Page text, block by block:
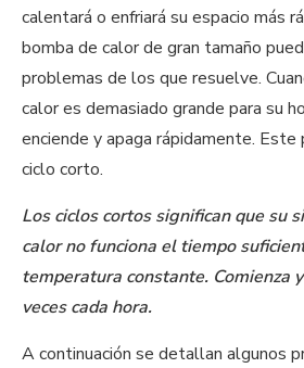
calentará o enfriará su espacio más
bomba de calor de gran tamaño
problemas de los que resuelve.
calor es demasiado grande para su
enciende y apaga rápidamente.
ciclo corto.
Los ciclos cortos significan que su
calor no funciona el tiempo
temperatura constante. Comienza
veces cada hora.
A continuación se detallan algunos